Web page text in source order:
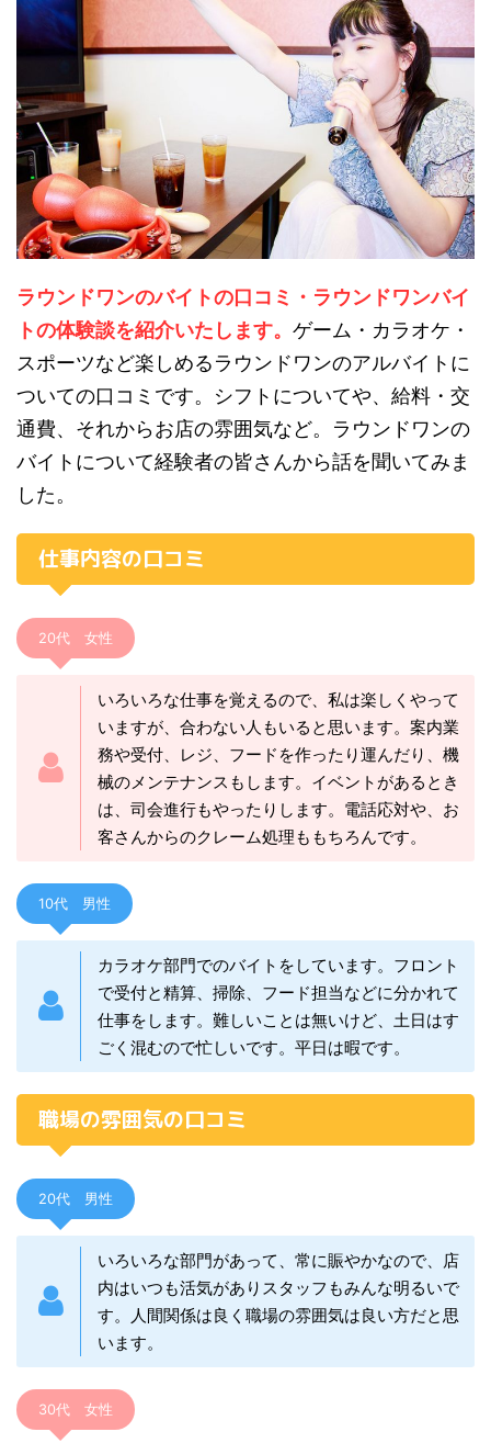
ラウンドワンのバイトの口コミ・ラウンドワンバイ
トの体験談を紹介いたします。 ゲーム・カラオケ・
スポーツなど楽しめるラウンドワンのアルバイトに
ついての口コミです。シフトについてや、給料・交
通費、それからお店の雰囲気など。ラウンドワンの
バイトについて経験者の皆さんから話を聞いてみま
した。
仕事内容の口コミ
20代 女性
いろいろな仕事を覚えるので、私は楽しくやって
いますが、合わない人もいると思います。案内業
務や受付、レジ、フードを作ったり運んだり、機
械のメンテナンスもします。イベントがあるとき
は、司会進行もやったりします。電話応対や、お
客さんからのクレーム処理ももちろんです。
10代 男性
カラオケ部門でのバイトをしています。フロント
で受付と精算、掃除、フード担当などに分かれて
仕事をします。難しいことは無いけど、土日はす
ごく混むので忙しいです。平日は暇です。
職場の雰囲気の口コミ
20代 男性
いろいろな部門があって、常に賑やかなので、店
内はいつも活気がありスタッフもみんな明るいで
す。人間関係は良く職場の雰囲気は良い方だと思
います。
30代 女性